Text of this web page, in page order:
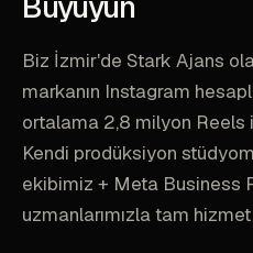
Biz İzmir'de Stark Ajans
markanın Instagram
ortalama 2,8 milyon Reels
Kendi prodüksiyon
ekibimiz + Meta Business
uzmanlarımızla tam